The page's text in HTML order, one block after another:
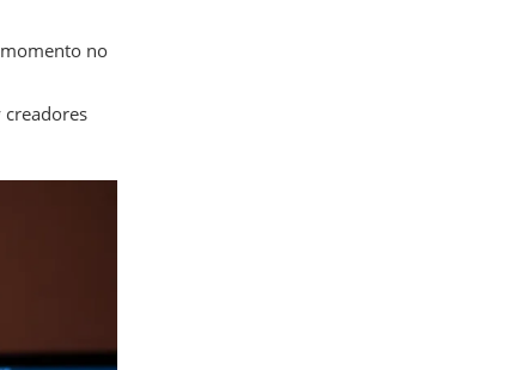
no
creadores